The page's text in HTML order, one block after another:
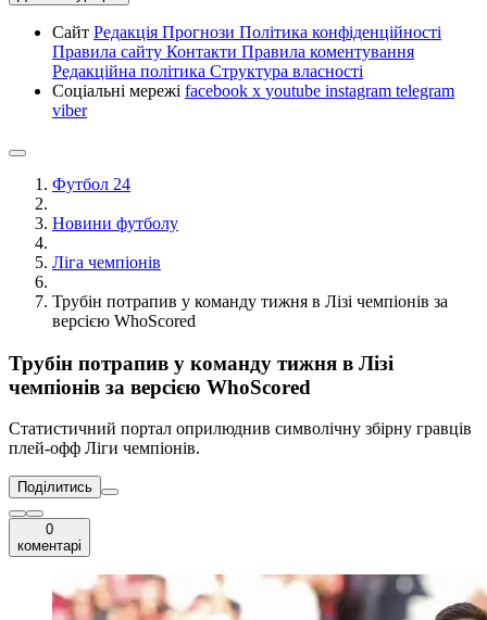
Сайт Редакція Прогнози Політика конфіденційності
Правила сайту Контакти Правила коментування
Редакційна політика Структура власності
Соціальні мережі facebook x youtube instagram telegram
viber
Футбол 24
Новини футболу
Ліга чемпіонів
Трубін потрапив у команду тижня в Лізі чемпіонів за
версією WhoScored
Трубін потрапив у команду тижня в Лізі
чемпіонів за версією WhoScored
Статистичний портал оприлюднив символічну збірну гравців
плей-офф Ліги чемпіонів.
Поділитись
0
коментарі